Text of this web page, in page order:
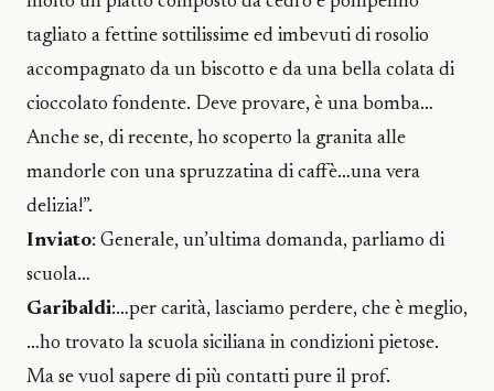
tagliato a fettine sottilissime ed imbevuti di rosolio
accompagnato da un biscotto e da una bella colata di
cioccolato fondente. Deve provare, è una bomba…
Anche se, di recente, ho scoperto la granita alle
mandorle con una spruzzatina di caffè…una vera
delizia!”.
Inviato: Generale, un’ultima domanda, parliamo di
scuola…
Garibaldi:…per carità, lasciamo perdere, che è meglio,
…ho trovato la scuola siciliana in condizioni pietose.
Ma se vuol sapere di più contatti pure il prof.